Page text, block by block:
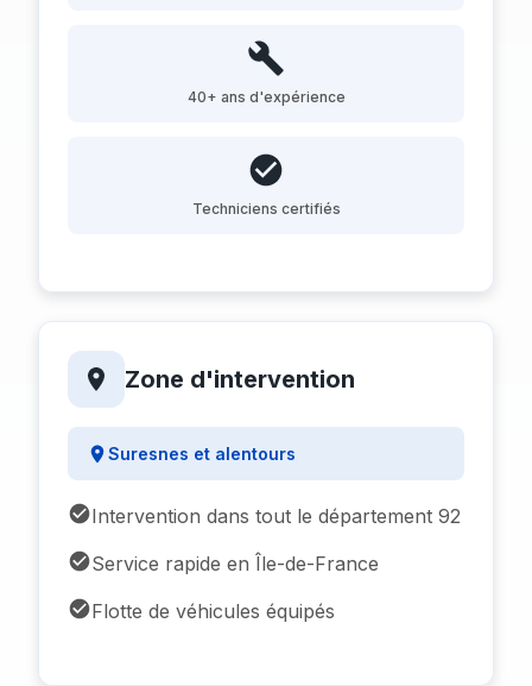
40+ ans d'expérience
Techniciens certifiés
Zone d'intervention
Suresnes et alentours
Intervention dans tout le département 92
Service rapide en Île-de-France
Flotte de véhicules équipés